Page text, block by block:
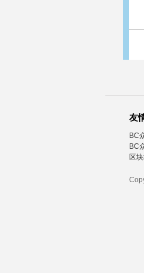
友
BC
BC
区